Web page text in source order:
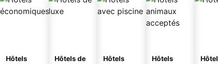
Hôtels
Hôtels de
Hôtels
Hôtels